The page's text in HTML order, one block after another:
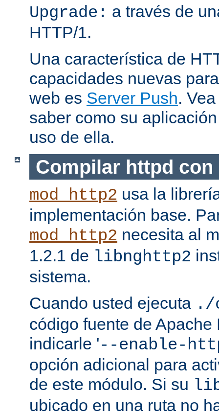
Upgrade: a través de
HTTP/1.
Una característica de
capacidades nuevas
web es Server Push.
saber como su
uso de ella.
Compilar httpd con
mod_http2 usa la
implementación base.
mod_http2 necesita al
1.2.1 de libnghttp2
sistema.
Cuando usted ejecuta ./
código fuente de
indicarle '--enable-
opción adicional para
de este módulo. Si su
ubicado en una ruta no